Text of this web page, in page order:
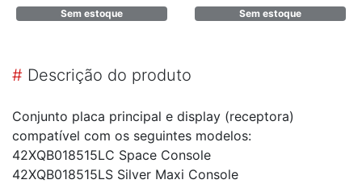
42LUCC09C5 -
2013323A0918
Sem estoque Sem estoque
# Descrição do produto
Conjunto placa principal e display (receptora)
compatível com os seguintes modelos:
42XQB018515LC Space Console
42XQB018515LS Silver Maxi Console